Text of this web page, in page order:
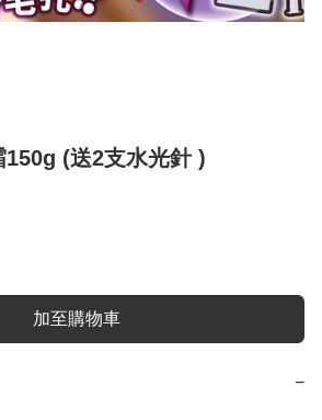
(送2支水光針 )
加至購物車
−